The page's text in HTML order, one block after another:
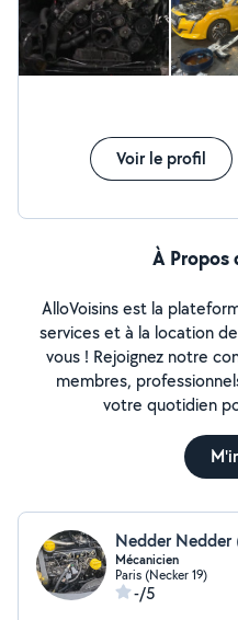
Voir le profil
À Propos
AlloVoisins est la
services et à la location
vous ! Rejoignez notre
membres,
votre quotidien
Nedder Nedder
Mécanicien
Paris (Necker 19)
-/5